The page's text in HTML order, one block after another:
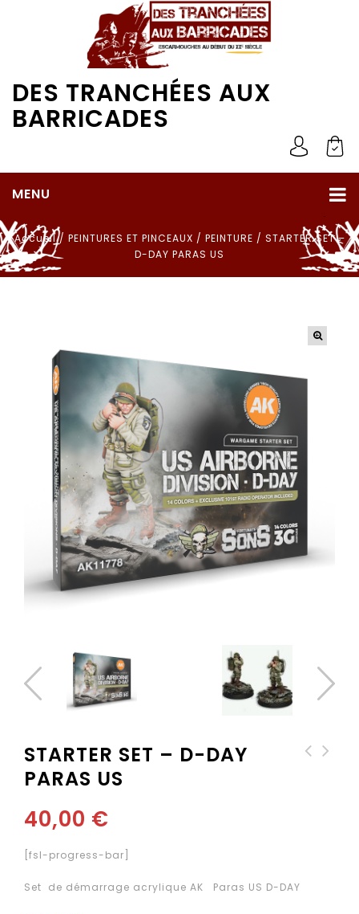
DES TRANCHÉES AUX
BARRICADES
MENU
Accueil/ PEINTURES ET PINCEAUX / PEINTURE / STARTER SET –
D-DAY PARAS US
STARTER SET – D-DAY
PARAS US
40,00 €
[fsl-progress-bar]
Set de démarrage acrylique AK Paras US D-DAY